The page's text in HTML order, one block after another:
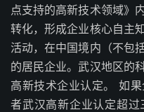
点支持的高新技术领域》
转化，形成企业核心自主
活动，在中国境内（不包
的居民企业。武汉地区的
高新技术企业认定。 如
者武汉高新企业认定超